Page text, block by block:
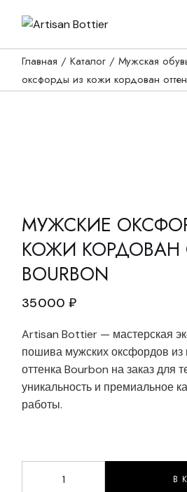
Главная Каталог Мужская
оксфорды из кожи кордован
МУЖСКИЕ
КОЖИ КОРДОВАН
BOURBON
35000 ₽
Artisan Bottier — мастерская
пошива мужских оксфордов из
оттенка Bourbon на заказ для
уникальность и премиальное
работы.
Мужские оксфорды из кожи
В